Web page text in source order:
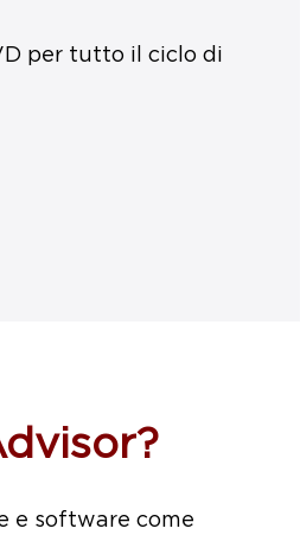
per tutto il ciclo di
e software come